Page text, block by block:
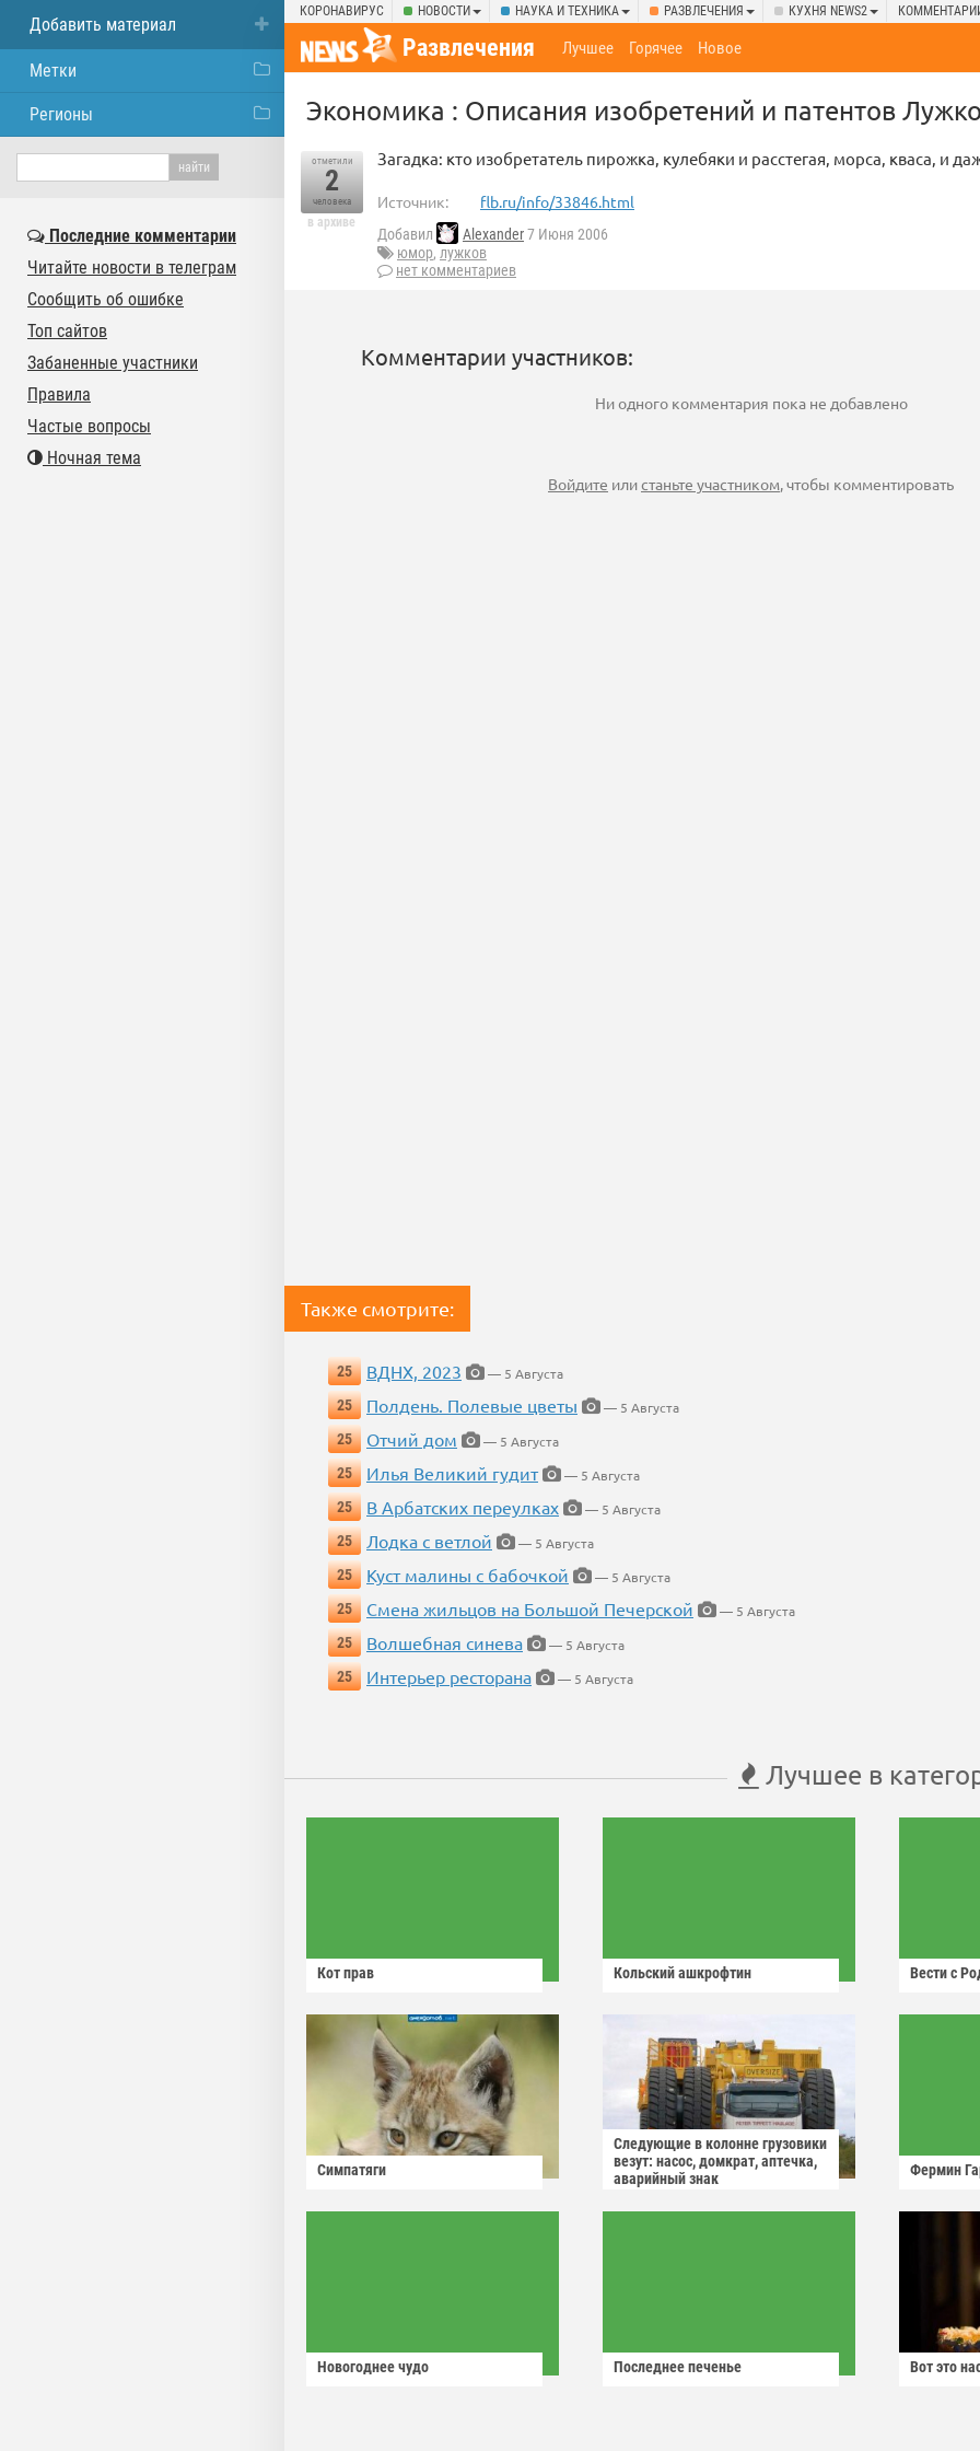
КОРОНАВИРУС НОВОСТИ НАУКА И ТЕХНИКА РАЗВЛЕЧЕНИЯ КУХНЯ NEWS2
Развлечения Лучшее Горячее Новое
Экономика : Описания изобретений и патентов
отметили
2
человека
в архиве
Загадка: кто изобретатель пирожка, кулебяки и расстегая, морса, кваса, и
Источник: flb.ru/info/33846.html
Добавил Alexander7 Июня 2006
юмор, лужков
нет комментариев
Комментарии участников:
Ни одного комментария пока не добавлено
Войдите илистаньте участником, чтобы комментировать
Также смотрите:
25 ВДНХ, 2023
— 5 Августа
25
Полдень. Полевые цветы
— 5 Августа
25
Отчий дом
— 5 Августа
25
Илья Великий гудит
— 5 Августа
25
В Арбатских переулках
— 5 Августа
25
Лодка с ветлой
— 5 Августа
25
Куст малины с бабочкой
— 5 Августа
25
Смена жильцов на Большой Печерской
— 5 Августа
25
Волшебная синева
— 5 Августа
25
Интерьер ресторана — 5 Августа
Лучшее в
Кот прав Кольский ашкрофтин Вести с
Симпатяги
Следующие в колонне грузовики
везут: насос, домкрат, аптечка,
аварийный знак
Фермин
Новогоднее чудо Последнее печенье Вот это
Добавить материал
Метки
Регионы
Последние комментарии
Читайте новости в телеграм
Сообщить об ошибке
Топ сайтов
Забаненные участники
Правила
Частые вопросы
Ночная тема